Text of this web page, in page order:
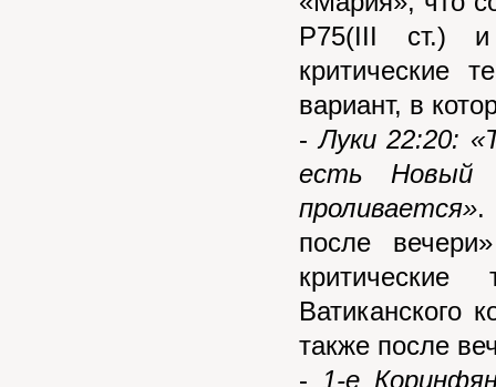
P75(III ст.) и
критические
вариант, в
-Луки 22:20:
есть Новый
проливается».
после
Ватиканского
также после
- 1-е